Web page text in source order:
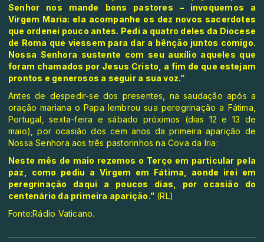
Senhor nos mande bons pastores – invoquemos a
Virgem Maria: ela acompanhe os dez novos sacerdotes
que ordenei pouco antes. Pedi a quatro deles da Diocese
de Roma que viessem para dar a bênção juntos comigo.
Nossa Senhora sustente com seu auxílio aqueles que
foram chamados por Jesus Cristo, a fim de que estejam
prontos e generosos a seguir a sua voz.”
Antes de despedir-se dos presentes, na saudação após a
oração mariana o Papa lembrou sua peregrinação a Fátima,
Portugal, sexta-feira e sábado próximos (dias 12 e 13 de
maio), por ocasião dos cem anos da primeira aparição de
Nossa Senhora aos três pastorinhos na Cova da Iria:
Neste mês de maio rezemos o Terço em particular pela
paz, como pediu a Virgem em Fátima, aonde irei em
peregrinação daqui a poucos dias, por ocasião do
centenário da primeira aparição.”(RL)
Fonte:Rádio Vaticano.